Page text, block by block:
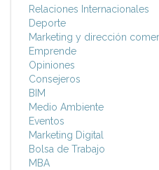
Relaciones Internacionales
Deporte
Marketing y dirección
Emprende
Opiniones
Consejeros
BIM
Medio Ambiente
Eventos
Marketing Digital
Bolsa de Trabajo
MBA